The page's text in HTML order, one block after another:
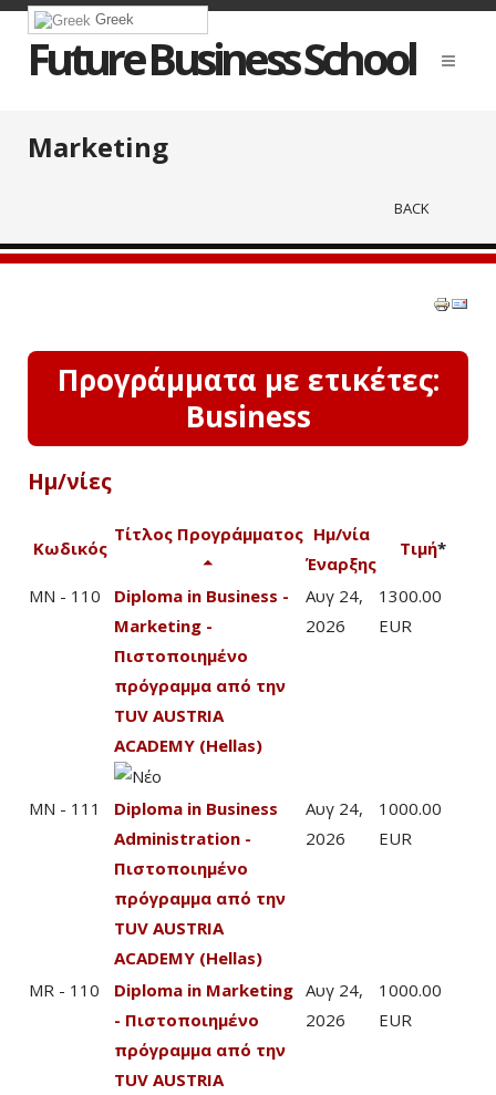
Greek
Future Business School
Marketing
BACK
Προγράμματα με ετικέτες:
Business
Ημ/νίες
Κωδικός
Τίτλος Προγράμματος Ημ/νία
Έναρξης
Τιμή*
MN - 110
Diploma in Business -
Marketing -
Πιστοποιημένο
πρόγραμμα από την
TUV AUSTRIA
ACADEMY (Hellas)
Αυγ 24,
2026
1300.00
EUR
MN - 111
Diploma in Business
Administration -
Πιστοποιημένο
πρόγραμμα από την
TUV AUSTRIA
ACADEMY (Hellas)
Αυγ 24,
2026
1000.00
EUR
MR - 110
Diploma in Marketing
- Πιστοποιημένο
πρόγραμμα από την
TUV AUSTRIA
Αυγ 24,
2026
1000.00
EUR